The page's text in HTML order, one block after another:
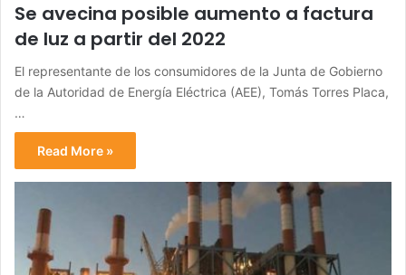
Se avecina posible aumento a factura
de luz a partir del 2022
El representante de los consumidores de la Junta de Gobierno
de la Autoridad de Energía Eléctrica (AEE), Tomás Torres Placa,
…
Read More »